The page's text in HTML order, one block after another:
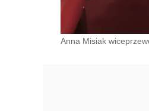
Anna Misiak